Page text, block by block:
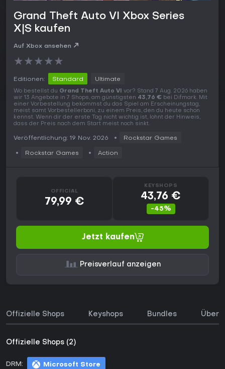
Grand Theft Auto VI Xbox Series
X|S kaufen
Auf Xbox ansehen
★★★★★
Editionen: Standard Ultimate
Wo bestellst du Grand Theft Auto VI vor? Stand 7 Aug. 2026 haben
wir 13 Angebote in 7 Shops, am günstigsten 43,76 € bei Difmark. Mit
einer Vorbestellung bekommst du das Spiel am Erscheinungstag,
meist samt Vorbestellerboni, zu einem Preis, den du heute schon
kennst. Wenn dir der erste Tag nicht wichtig ist, lohnt der Hinweis,
dass der Preis nach dem Start meist noch sinkt.
Veröffentlichung: 19 Nov. 2026 Rockstar Games
Rockstar Games Action
OFFICIAL
79,99 €
KEYSHOPS
43,76 €
-45%
Jetzt kaufen
Preisverlauf anzeigen
Offizielle Shops Keyshops Bundles Über
Offizielle Shops (2)
DRM: Microsoft Store